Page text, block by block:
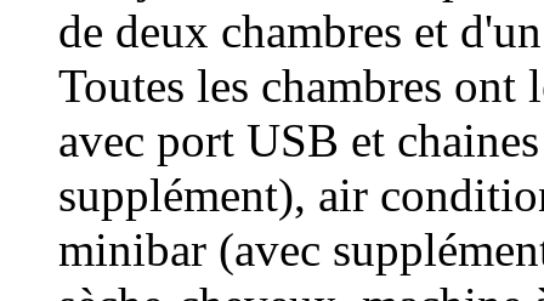
de deux chambres et
Toutes les chambres ont
avec port USB et
supplément), air
minibar (avec